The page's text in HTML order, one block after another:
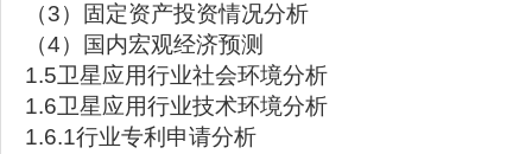
（3）固定资产投资情况分析
（4）国内宏观经济预测
1.5卫星应用行业社会环境分析
1.6卫星应用行业技术环境分析
1.6.1行业专利申请分析